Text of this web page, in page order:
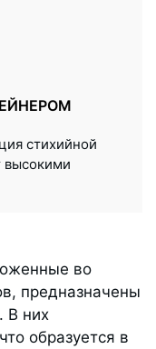
стихийной
высокими
во
предназначены
В них
образуется в